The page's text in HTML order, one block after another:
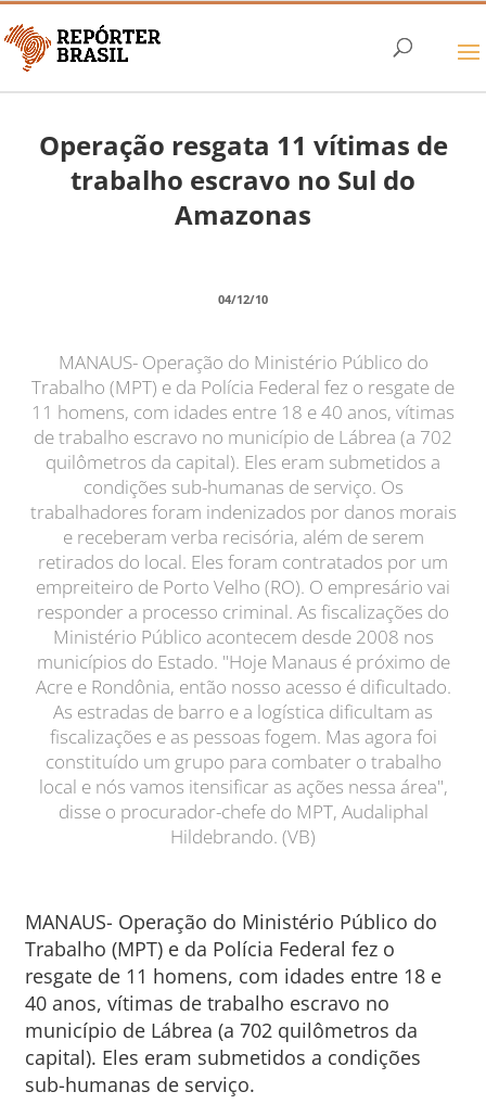
Operação resgata 11 vítimas de
trabalho escravo no Sul do
Amazonas
04/12/10
MANAUS- Operação do Ministério Público do
Trabalho (MPT) e da Polícia Federal fez o resgate de
11 homens, com idades entre 18 e 40 anos, vítimas
de trabalho escravo no município de Lábrea (a 702
quilômetros da capital). Eles eram submetidos a
condições sub-humanas de serviço. Os
trabalhadores foram indenizados por danos morais
e receberam verba recisória, além de serem
retirados do local. Eles foram contratados por um
empreiteiro de Porto Velho (RO). O empresário vai
responder a processo criminal. As fiscalizações do
Ministério Público acontecem desde 2008 nos
municípios do Estado. "Hoje Manaus é próximo de
Acre e Rondônia, então nosso acesso é dificultado.
As estradas de barro e a logística dificultam as
fiscalizações e as pessoas fogem. Mas agora foi
constituído um grupo para combater o trabalho
local e nós vamos itensificar as ações nessa área",
disse o procurador-chefe do MPT, Audaliphal
Hildebrando. (VB)
MANAUS- Operação do Ministério Público do
Trabalho (MPT) e da Polícia Federal fez o
resgate de 11 homens, com idades entre 18 e
40 anos, vítimas de trabalho escravo no
município de Lábrea (a 702 quilômetros da
capital). Eles eram submetidos a condições
sub-humanas de serviço.